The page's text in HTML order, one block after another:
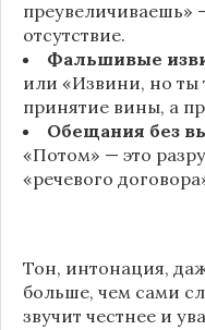
преувеличиваешь»
отсутствие.
Фальшивые
или «Извини, но ты
принятие вины, а
Обещания без
«Потом» — это
«речевого
Тон, интонация,
больше, чем сами
звучит честнее и